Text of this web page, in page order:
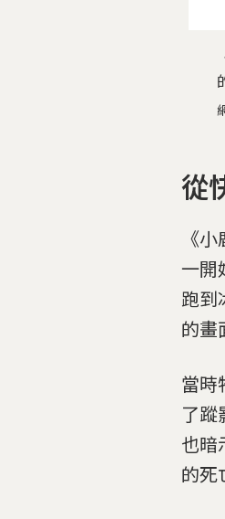
從
《
一開
跑到
的畫
當時
了蹤
也暗
的死